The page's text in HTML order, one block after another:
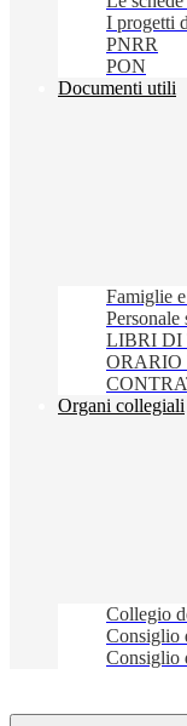
I progetti
PNRR
PON
Documenti utili
Famiglie
Personale
LIBRI DI
ORARIO
Organi collegiali
Collegio
Consiglio
Consiglio